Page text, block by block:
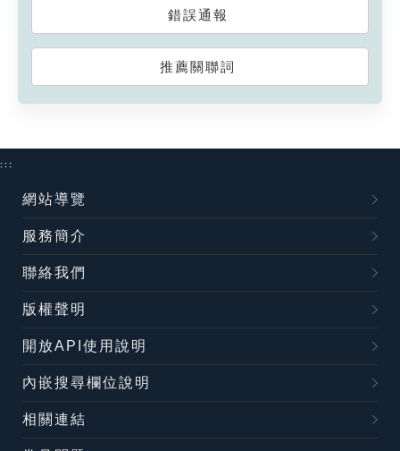
錯誤通報
推薦關聯詞
:::
網站導覽
服務簡介
聯絡我們
版權聲明
開放API使用說明
內嵌搜尋欄位說明
相關連結